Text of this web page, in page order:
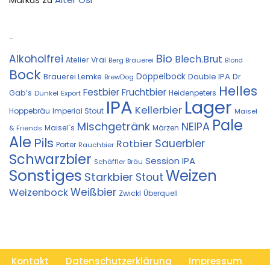
Alkoholfrei Atelier Vrai Berg Brauerei Bio Blech.Brut Blond
Bock Brauerei Lemke BrewDog Doppelbock Double IPA Dr.
Gab‘s Dunkel Export FestbierFruchtbier Heidenpeters Helles
Hoppebräu Imperial Stout IPA Kellerbier Lager Maisel
& Friends Maisel´s Mischgetränk Märzen NEIPA Pale
Ale Pils Porter Rauchbier Rotbier Sauerbier
Schwarzbier Schäffler Bräu Session IPA
Sonstiges Starkbier Stout Weizen
WeizenbockWeißbier Zwickl Überquell
Kontakt Datenschutzerklärung Impressum